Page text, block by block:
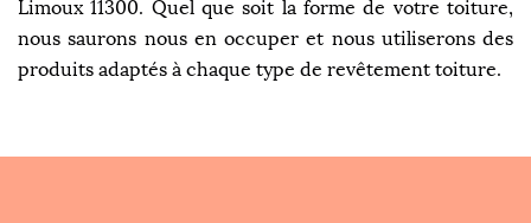
Limoux 11300. Quel que soit la forme de votre toiture,
nous saurons nous en occuper et nous utiliserons des
produits adaptés à chaque type de revêtement toiture.